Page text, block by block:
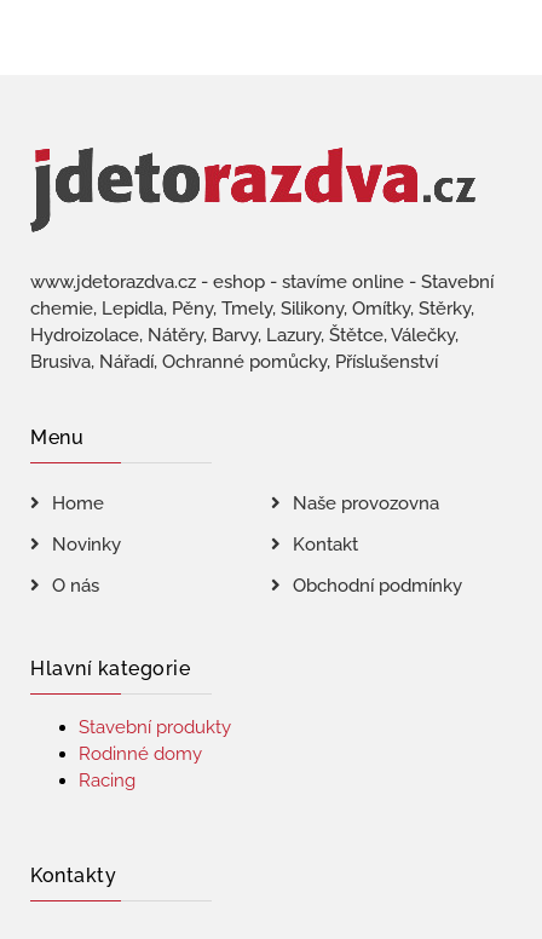
www.jdetorazdva.cz - eshop - stavíme online - Stavební
chemie, Lepidla, Pěny, Tmely, Silikony, Omítky, Stěrky,
Hydroizolace, Nátěry, Barvy, Lazury, Štětce, Válečky,
Brusiva, Nářadí, Ochranné pomůcky, Příslušenství
Menu
Home
Naše provozovna
Novinky
Kontakt
O nás
Obchodní podmínky
Hlavní kategorie
Stavební produkty
Rodinné domy
Racing
Kontakty